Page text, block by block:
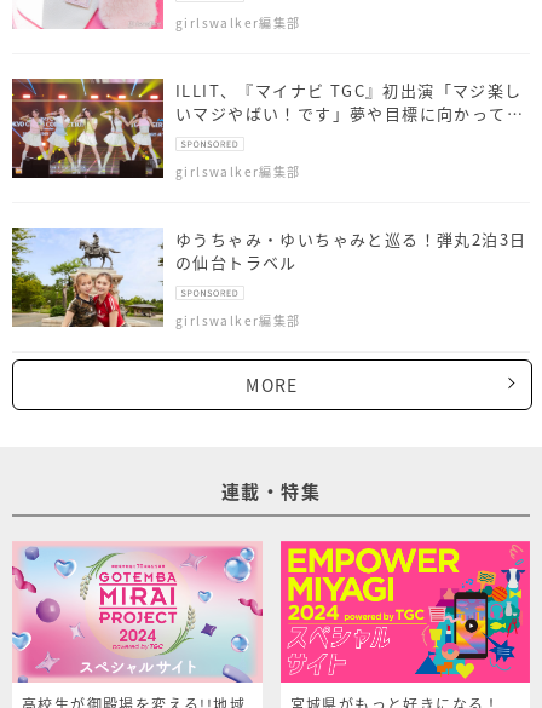
girlswalker編集部
ILLIT、『マイナビ TGC』初出演「マジ楽し
いマジやばい！です」夢や目標に向かって頑
張る人々へメッセージも
girlswalker編集部
ゆうちゃみ・ゆいちゃみと巡る！弾丸2泊3日
の仙台トラベル
girlswalker編集部
MORE
連載・特集
高校生が御殿場を変える!!地域
宮城県がもっと好きになる！